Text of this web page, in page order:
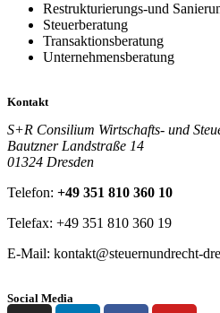
Restrukturierungs-und
Steuerberatung
Transaktionsberatung
Unternehmensberatung
Kontakt
S+R Consilium Wirtschafts- und
Bautzner Landstraße 14
01324 Dresden
Telefon: +49 351 810 360 10
Telefax: +49 351 810 360 19
E-Mail: kontakt@steuernundrecht-
Social Media